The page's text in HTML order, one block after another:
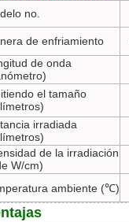
no.
de enfriamiento
de onda
el tamaño
irradiada
de la irradiación
W/cm)
ambiente (℃)